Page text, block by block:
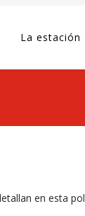
La estación
en esta